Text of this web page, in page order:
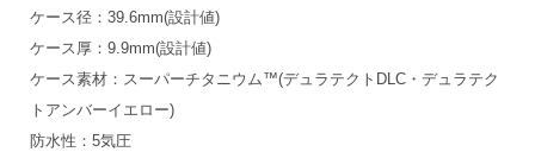
ケース径：39.6mm(設計値)
ケース厚：9.9mm(設計値)
ケース素材：スーパーチタニウム™(デュラテクトDLC・デュラテク
トアンバーイエロー)
防水性：5気圧